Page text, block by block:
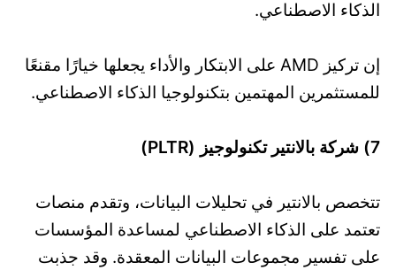
الذكاء الاصطناعي.
إن تركيز AMD على الابتكار والأداء يجعلها خيارًا مقنعًا
للمستثمرين المهتمين بتكنولوجيا الذكاء الاصطناعي.
7) شركة بالانتير تكنولوجيز (PLTR)
تتخصص بالانتير في تحليلات البيانات، وتقدم منصات
تعتمد على الذكاء الاصطناعي لمساعدة المؤسسات
على تفسير مجموعات البيانات المعقدة. وقد جذبت